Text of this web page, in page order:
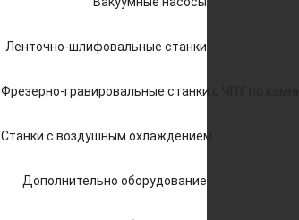
Ленточно-шлифовальные станки
Фрезерно-гравировальные станки с ЧПУ по камню
Станки с воздушным охлаждением
Дополнительно оборудование